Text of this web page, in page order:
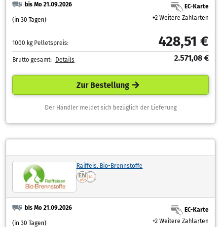
bis Mo 21.09.2026
(in 30 Tagen)
EC-Karte
+2 Weitere Zahlarten
1000 kg Pelletspreis: 428,51 €
Brutto gesamt: Details 2.571,08 €
Zur Bestellung
Der Händler meldet sich bezüglich der Lieferung
Raiffeis. Bio-Brennstoffe
bis Mo 21.09.2026
(in 30 Tagen)
EC-Karte
+2 Weitere Zahlarten